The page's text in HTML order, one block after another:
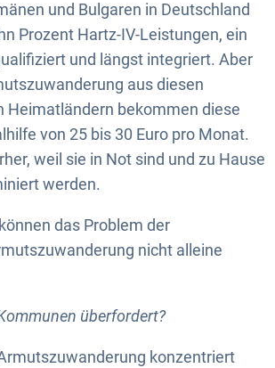
und Bulgaren in Deutschland
Prozent Hartz-IV-Leistungen, ein
und längst integriert. Aber
aus diesen
Heimatländern bekommen diese
von 25 bis 30 Euro pro Monat.
weil sie in Not sind und zu Hause
werden.
das Problem der
nicht alleine
überfordert?
konzentriert